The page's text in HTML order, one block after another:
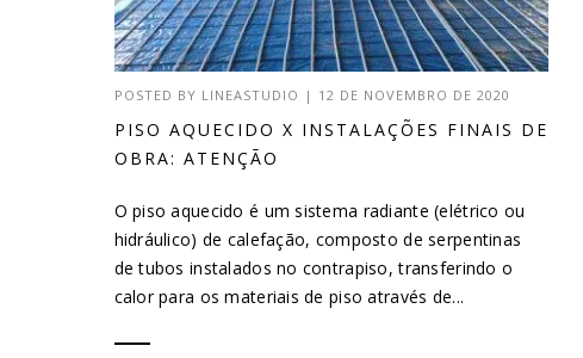
POSTED BY LINEASTUDIO | 12 DE NOVEMBRO DE 2020
PISO AQUECIDO X INSTALAÇÕES FINAIS DE
OBRA: ATENÇÃO
O piso aquecido é um sistema radiante (elétrico ou
hidráulico) de calefação, composto de serpentinas
de tubos instalados no contrapiso, transferindo o
calor para os materiais de piso através de...